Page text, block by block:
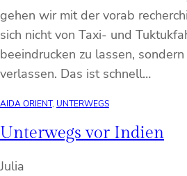
gehen wir mit der vorab
sich nicht von Taxi- und
beeindrucken zu lassen,
verlassen. Das ist schnell…
AIDA ORIENT, UNTERWEGS
Unterwegs vor Indien
Julia